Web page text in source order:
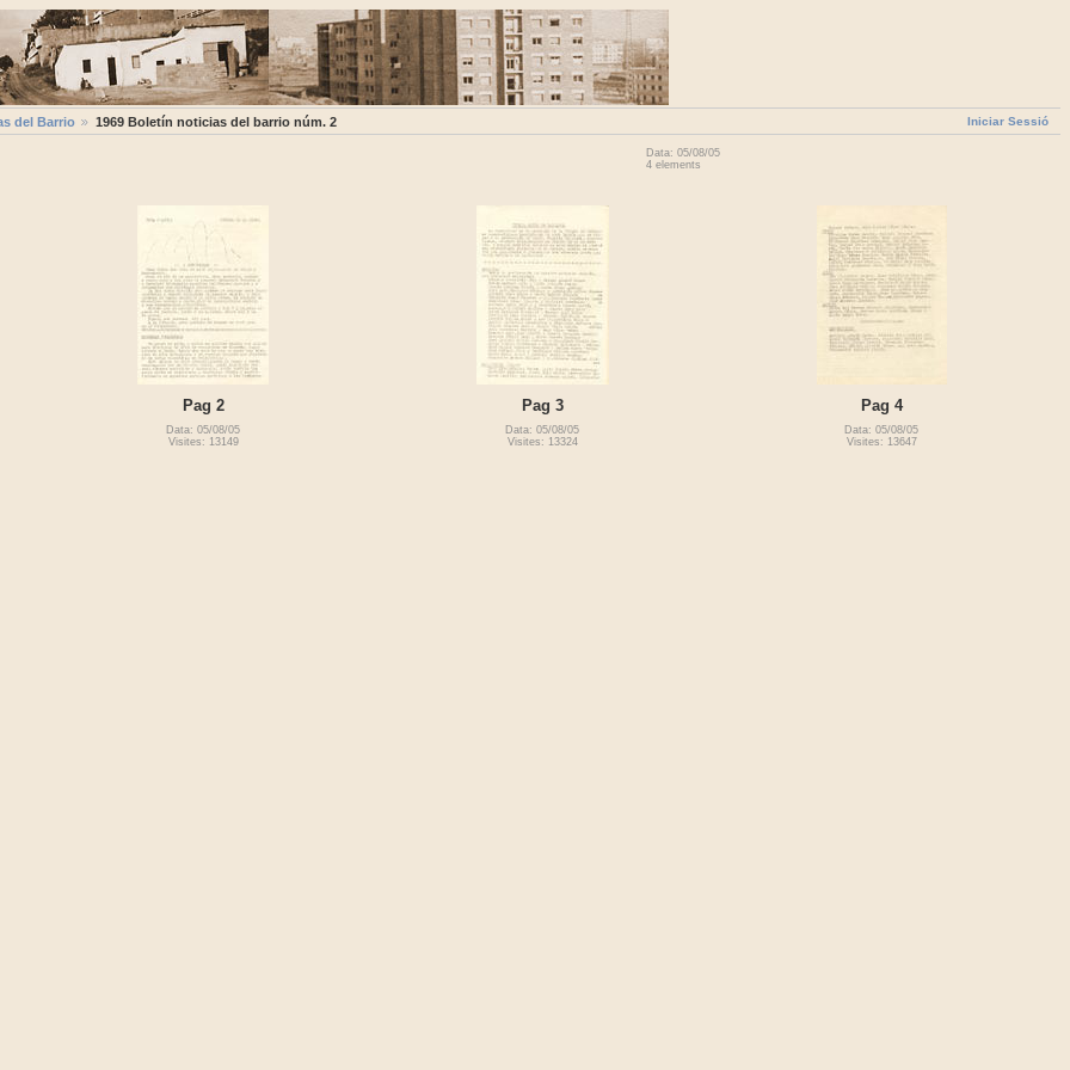
Iniciar Sessió
del Barrio 1969 Boletí­n noticias del barrio núm. 2
Data: 05/08/05
4 elements
Pag 2
Data: 05/08/05
Visites: 13149
Pag 3
Data: 05/08/05
Visites: 13324
Pag 4
Data: 05/08/05
Visites: 13647